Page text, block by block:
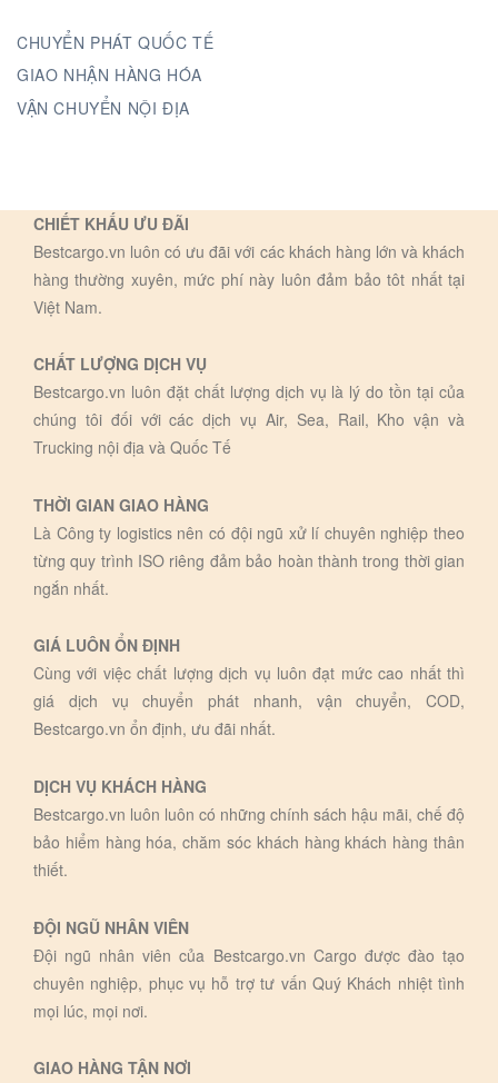
CHUYỂN PHÁT QUỐC TẾ
GIAO NHẬN HÀNG HÓA
VẬN CHUYỂN NỘI ĐỊA
CHIẾT KHẤU ƯU ĐÃI
Bestcargo.vn luôn có ưu đãi với các khách hàng lớn và khách
hàng thường xuyên, mức phí này luôn đảm bảo tôt nhất tại
Việt Nam.
CHẤT LƯỢNG DỊCH VỤ
Bestcargo.vn luôn đặt chất lượng dịch vụ là lý do tồn tại của
chúng tôi đối với các dịch vụ Air, Sea, Rail, Kho vận và
Trucking nội địa và Quốc Tế
THỜI GIAN GIAO HÀNG
Là Công ty logistics nên có đội ngũ xử lí chuyên nghiệp theo
từng quy trình ISO riêng đảm bảo hoàn thành trong thời gian
ngắn nhất.
GIÁ LUÔN ỔN ĐỊNH
Cùng với việc chất lượng dịch vụ luôn đạt mức cao nhất thì
giá dịch vụ chuyển phát nhanh, vận chuyển, COD,
Bestcargo.vn ổn định, ưu đãi nhất.
DỊCH VỤ KHÁCH HÀNG
Bestcargo.vn luôn luôn có những chính sách hậu mãi, chế độ
bảo hiểm hàng hóa, chăm sóc khách hàng khách hàng thân
thiết.
ĐỘI NGŨ NHÂN VIÊN
Đội ngũ nhân viên của Bestcargo.vn Cargo được đào tạo
chuyên nghiệp, phục vụ hỗ trợ tư vấn Quý Khách nhiệt tình
mọi lúc, mọi nơi.
GIAO HÀNG TẬN NƠI